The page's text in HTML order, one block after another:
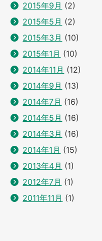
2015年9月 (2)
2015年5月 (2)
2015年3月 (10)
2015年1月 (10)
2014年11月 (12)
2014年9月 (13)
2014年7月 (16)
2014年5月 (16)
2014年3月 (16)
2014年1月 (15)
2013年4月 (1)
2012年7月 (1)
2011年11月 (1)